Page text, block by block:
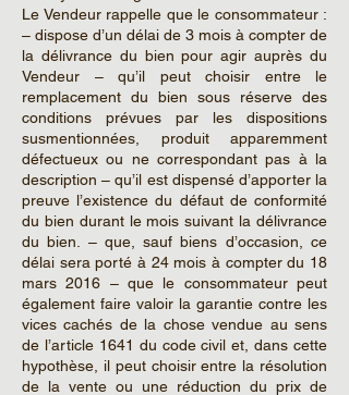
Le Vendeur rappelle que le consommateur :
– dispose d’un délai de 3 mois à compter de
la délivrance du bien pour agir auprès du
Vendeur – qu’il peut choisir entre le
remplacement du bien sous réserve des
conditions prévues par les dispositions
susmentionnées, produit apparemment
défectueux ou ne correspondant pas à la
description – qu’il est dispensé d’apporter la
preuve l’existence du défaut de conformité
du bien durant le mois suivant la délivrance
du bien. – que, sauf biens d’occasion, ce
délai sera porté à 24 mois à compter du 18
mars 2016 – que le consommateur peut
également faire valoir la garantie contre les
vices cachés de la chose vendue au sens
de l’article 1641 du code civil et, dans cette
hypothèse, il peut choisir entre la résolution
de la vente ou une réduction du prix de